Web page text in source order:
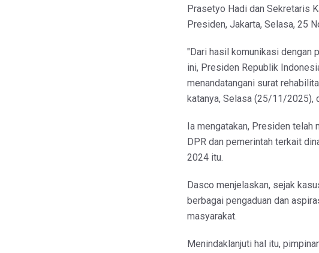
Prasetyo Hadi dan Sekretaris
Presiden, Jakarta, Selasa, 25
"Dari hasil komunikasi dengan
ini, Presiden Republik
menandatangani surat
katanya, Selasa (25/11/2025),
Ia mengatakan, Presiden telah
DPR dan pemerintah terkait
2024 itu.
Dasco menjelaskan, sejak
berbagai pengaduan dan
masyarakat.
Menindaklanjuti hal itu,